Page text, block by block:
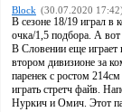
Block (30.07.2020
В сезоне 18/19 играл в
очка/1,5 подбора. А
В Словении еще играет
втором дивизионе за
паренек с ростом
играть стретч файв.
Нуркич и Омич. Этот